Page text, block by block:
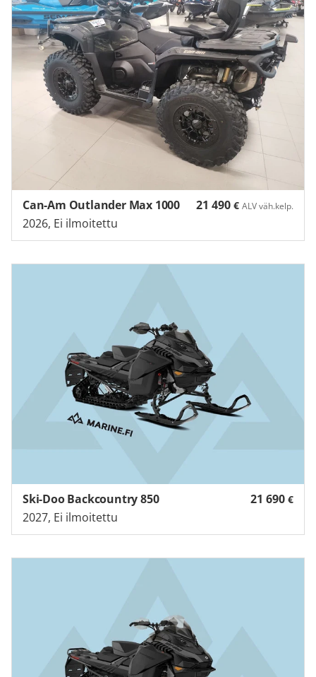
21 490 € ALV väh.kelp.
Can-Am Outlander Max 1000
2026, Ei ilmoitettu
21 690 €
Ski-Doo Backcountry 850
2027, Ei ilmoitettu